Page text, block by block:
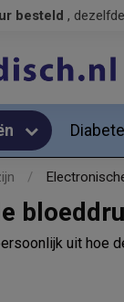
besteld ,
/
uit hoe